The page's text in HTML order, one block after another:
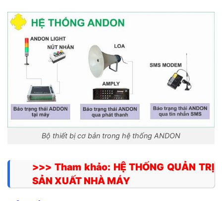
Bộ thiết bị cơ bản trong hệ thống ANDON
>>> Tham khảo: HỆ THỐNG QUẢN TRỊ
SẢN XUẤT NHÀ MÁY